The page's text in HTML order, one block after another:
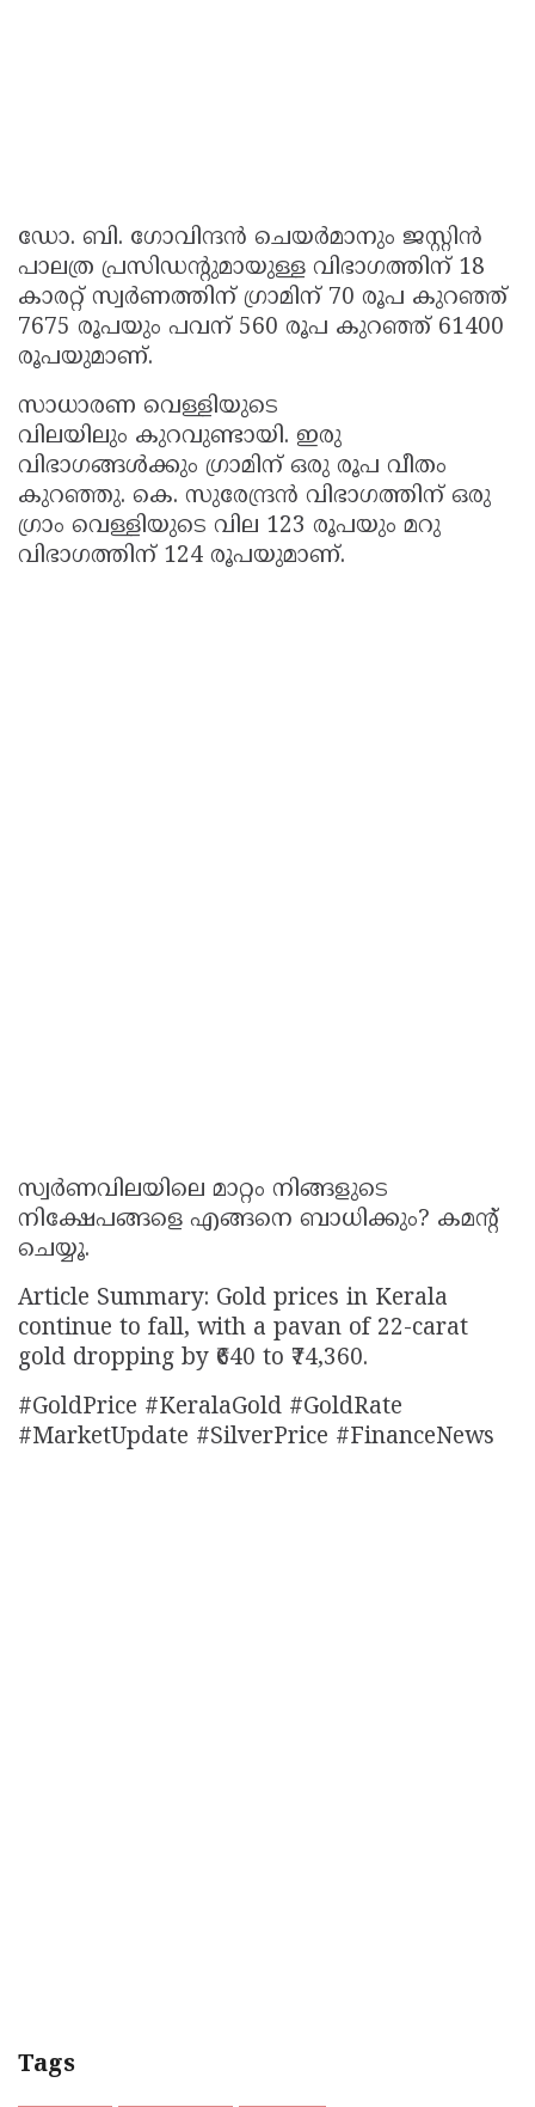
ഡോ. ബി. ഗോവിന്ദൻ ചെയർമാനും ജസ്റ്റിൻ
പാലത്ര പ്രസിഡന്റുമായുള്ള വിഭാഗത്തിന് 18
കാരറ്റ് സ്വർണത്തിന് ഗ്രാമിന് 70 രൂപ കുറഞ്ഞ്
7675 രൂപയും പവന് 560 രൂപ കുറഞ്ഞ് 61400
രൂപയുമാണ്.
സാധാരണ വെള്ളിയുടെ
വിലയിലും കുറവുണ്ടായി. ഇരു
വിഭാഗങ്ങൾക്കും ഗ്രാമിന് ഒരു രൂപ വീതം
കുറഞ്ഞു. കെ. സുരേന്ദ്രൻ വിഭാഗത്തിന് ഒരു
ഗ്രാം വെള്ളിയുടെ വില 123 രൂപയും മറു
വിഭാഗത്തിന് 124 രൂപയുമാണ്.
സ്വർണവിലയിലെ മാറ്റം നിങ്ങളുടെ
നിക്ഷേപങ്ങളെ എങ്ങനെ ബാധിക്കും? കമന്റ്
ചെയ്യൂ.
Article Summary: Gold prices in Kerala
continue to fall, with a pavan of 22-carat
gold dropping by ₹640 to ₹74,360.
#GoldPrice #KeralaGold #GoldRate
#MarketUpdate #SilverPrice #FinanceNews
Tags